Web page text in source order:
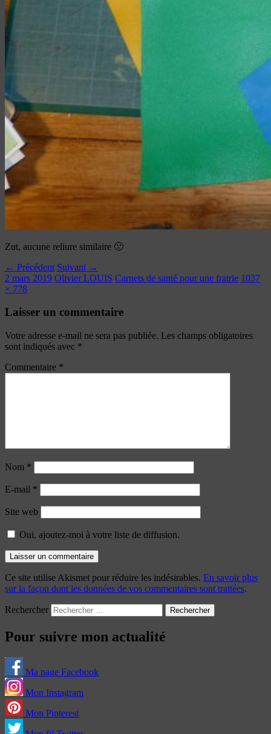
Zut, aucune reliure similaire 🙁
← Précédent Suivant →
2 mars 2019 Olivier LOUIS Carnets de santé pour une fratrie 1037
× 778
Laisser un commentaire
Votre adresse e-mail ne sera pas publiée. Les champs obligatoires
sont indiqués avec *
Commentaire *
Nom *
E-mail *
Site web
Oui, ajoutez-moi à votre liste de diffusion.
Ce site utilise Akismet pour réduire les indésirables. En savoir plus
sur la façon dont les données de vos commentaires sont traitées.
Rechercher
Pour suivre mon actualité
Ma page Facebook
Mon Instagram
Mon Pinterest